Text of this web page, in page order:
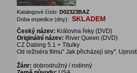
Katalogové číslo: D02323BAZ
Doba expedice (dny): SKLADEM
Český název: Královna řeky (DVD)
Originální název: River Queen (DVD)
CZ Dabing 5.1 + Titulky
Od režiséra filmu" Jak přicházejí sny".
Žánr: dobrodružný / rodinný